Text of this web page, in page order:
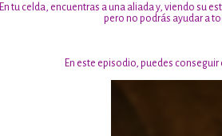
En tu celda, encuentras a una aliada y, viendo su
pero no podrás ayudar a
En este episodio, puedes